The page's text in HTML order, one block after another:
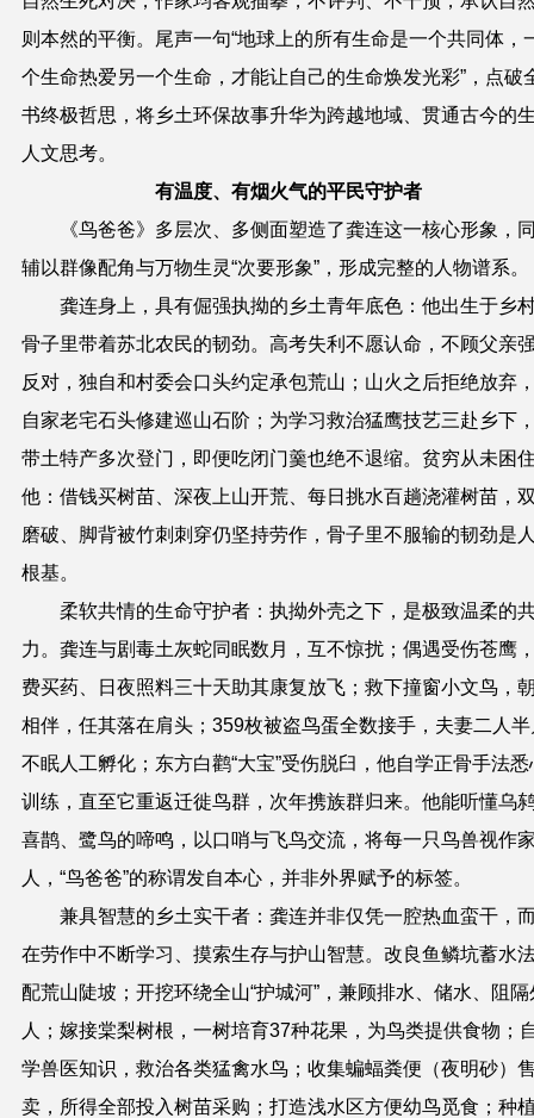
则本然的平衡。尾声一句“地球上的所有生命是一个共同体，
个生命热爱另一个生命，才能让自己的生命焕发光彩” ，点破
书终极哲思，将乡土环保故事升华为跨越地域、贯通古今的
人文思考。
有温度、有烟火气的平民守护者
《鸟爸爸》 多层次、多侧面塑造了龚连这一核心形象，
辅以群像配角与万物生灵“次要形象” ，形成完整的人物谱系。
龚连身上，具有倔强执拗的乡土青年底色：他出生于乡
骨子里带着苏北农民的韧劲。高考失利不愿认命，不顾父亲
反对，独自和村委会口头约定承包荒山；山火之后拒绝放弃
自家老宅石头修建巡山石阶；为学习救治猛鹰技艺三赴乡下
带土特产多次登门，即便吃闭门羹也绝不退缩。贫穷从未困
他：借钱买树苗、深夜上山开荒、每日挑水百趟浇灌树苗，
磨破、脚背被竹刺刺穿仍坚持劳作，骨子里不服输的韧劲是
根基。
柔软共情的生命守护者：执拗外壳之下，是极致温柔的
力。 龚连与剧毒土灰蛇同眠数月，互不惊扰；偶遇受伤苍鹰
费买药、日夜照料三十天助其康复放飞；救下撞窗小文鸟，
相伴，任其落在肩头；359枚被盗鸟蛋全数接手，夫妻二人半
不眠人工孵化；东方白鹳“大宝”受伤脱臼，他自学正骨手法悉
训练，直至它重返迁徙鸟群，次年携族群归来。他能听懂乌
喜鹊、鹭鸟的啼鸣，以口哨与飞鸟交流，将每一只鸟兽视作
人，“鸟爸爸”的称谓发自本心，并非外界赋予的标签。
兼具智慧的乡土实干者：龚连并非仅凭一腔热血蛮干，
在劳作中不断学习、摸索生存与护山智慧。改良鱼鳞坑蓄水
配荒山陡坡；开挖环绕全山“护城河” ，兼顾排水、储水、阻隔
人；嫁接棠梨树根，一树培育37种花果，为鸟类提供食物；
学兽医知识，救治各类猛禽水鸟 ；收集蝙蝠粪便（夜明砂）
卖，所得全部投入树苗采购；打造浅水区方便幼鸟觅食；种